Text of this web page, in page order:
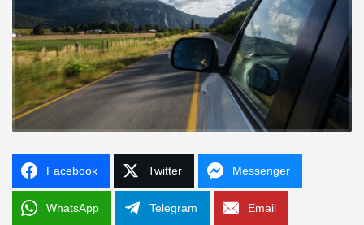
Facebook Twitter Messenger
WhatsApp Telegram Email